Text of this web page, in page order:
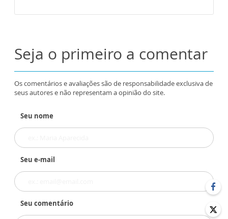
Seja o primeiro a comentar
Os comentários e avaliações são de responsabilidade exclusiva de
seus autores e não representam a opinião do site.
Seu nome
Seu e-mail
Seu comentário